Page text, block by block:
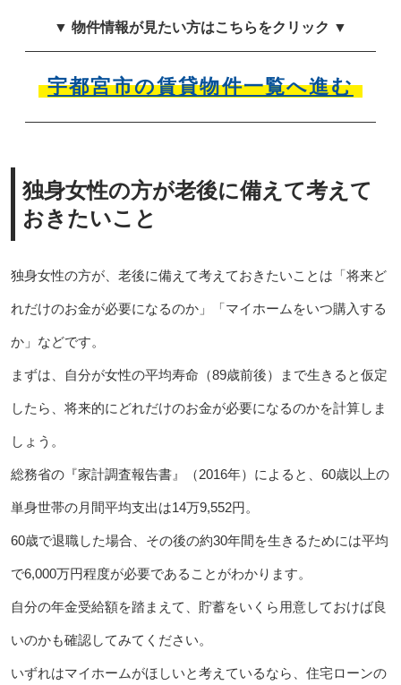
▼ 物件情報が見たい方はこちらをクリック ▼
宇都宮市の賃貸物件一覧へ進む
独身女性の方が老後に備えて考えて
おきたいこと
独身女性の方が、老後に備えて考えておきたいことは「将来ど
れだけのお金が必要になるのか」「マイホームをいつ購入する
か」などです。
まずは、自分が女性の平均寿命（89歳前後）まで生きると仮定
したら、将来的にどれだけのお金が必要になるのかを計算しま
しょう。
総務省の『家計調査報告書』（2016年）によると、60歳以上の
単身世帯の月間平均支出は14万9,552円。
60歳で退職した場合、その後の約30年間を生きるためには平均
で6,000万円程度が必要であることがわかります。
自分の年金受給額を踏まえて、貯蓄をいくら用意しておけば良
いのかも確認してみてください。
いずれはマイホームがほしいと考えているなら、住宅ローンの